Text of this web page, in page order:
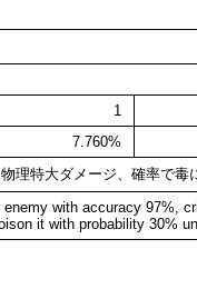
1
7.760%
理特大ダメージ、確率で毒
with accuracy 97%,
it with probability 30%